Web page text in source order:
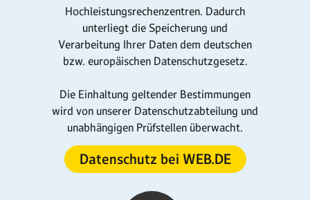
Hochleistungs­rechenzentren. Dadurch
unterliegt die Speicherung und
Verarbeitung Ihrer Daten dem deutschen
bzw. europäischen Datenschutzgesetz.
Die Einhaltung geltender Bestimmungen
wird von unserer Datenschutzabteilung und
unabhängigen Prüfstellen überwacht.
Datenschutz bei WEB.DE